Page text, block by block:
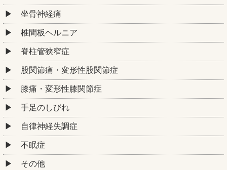
坐骨神経痛
椎間板ヘルニア
脊柱管狭窄症
股関節痛・変形性股関節症
膝痛・変形性膝関節症
手足のしびれ
自律神経失調症
不眠症
その他